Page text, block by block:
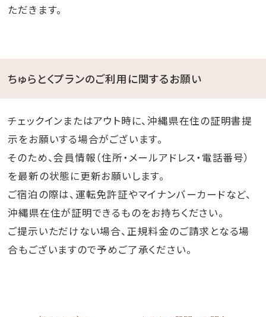
ただきます。
ちゅらとくプランのご利用に関するお願い
チェックインまたはアウト時に、沖縄県在住の証明書提
示をお願いする場合がございます。
そのため、会員情報（住所・メールアドレス・電話番号）
を最新の状態に更新お願いします。
ご宿泊の際は、運転免許証やマイナンバーカードなど、
沖縄県在住が証明できるものをお持ちください。
ご提示いただけない場合、正規料金のご請求となる場
合もございますので予めご了承ください。